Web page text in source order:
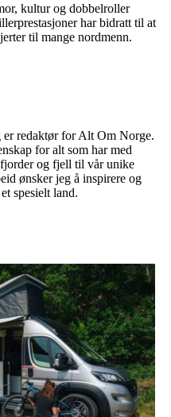
kultur og dobbelroller
har bidratt til at
til mange nordmenn.
er redaktør for Alt Om Norge.
for alt som har med
og fjell til vår unike
ønsker jeg å inspirere og
spesielt land.